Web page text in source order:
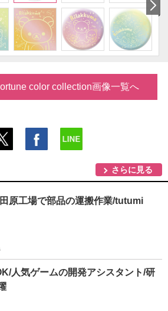
color collection画像一覧へ
さらに見る
原工場で部品の運搬作業/tutumi
人気ゲームの開発アシスタント/研